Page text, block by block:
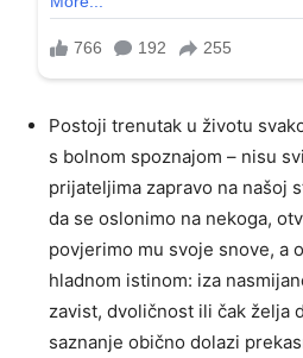
Postoji trenutak u životu
s bolnom spoznajom – nisu
prijateljima zapravo na našoj
da se oslonimo na nekoga,
povjerimo mu svoje snove, a
hladnom istinom: iza
zavist, dvoličnost ili čak želja
saznanje obično dolazi